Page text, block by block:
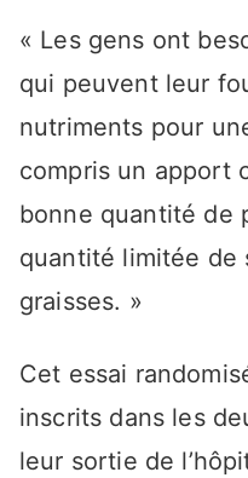
« Les gens ont
qui peuvent leur
nutriments pour
compris un apport
bonne quantité de
quantité limitée de
graisses. »
Cet essai
inscrits dans les
leur sortie de